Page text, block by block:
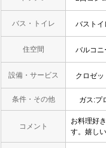
バス・トイレ バストイ
住空間 バルコニ
設備・サービス クロゼッ
条件・その他 ガス:プ
コメント
お料理好
す。嬉し